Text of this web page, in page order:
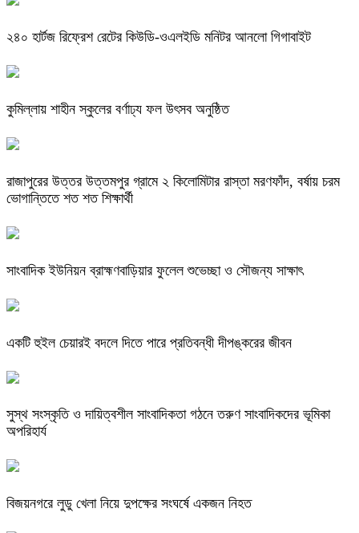
২৪০ হার্টজ রিফ্রেশ রেটের কিউডি-ওএলইডি মনিটর আনলো গিগাবাইট
কুমিল্লায় শাহীন স্কুলের বর্ণাঢ্য ফল উৎসব অনুষ্ঠিত
রাজাপুরের উত্তর উত্তমপুর গ্রামে ২ কিলোমিটার রাস্তা মরণফাঁদ, বর্ষায় চরম
ভোগান্তিতে শত শত শিক্ষার্থী
সাংবাদিক ইউনিয়ন ব্রাহ্মণবাড়িয়ার ফুলেল শুভেচ্ছা ও সৌজন্য সাক্ষাৎ
একটি হুইল চেয়ারই বদলে দিতে পারে প্রতিবন্ধী দীপঙ্করের জীবন
সুস্থ সংস্কৃতি ও দায়িত্বশীল সাংবাদিকতা গঠনে তরুণ সাংবাদিকদের ভূমিকা
অপরিহার্য
বিজয়নগরে লুডু খেলা নিয়ে দুপক্ষের সংঘর্ষে একজন নিহত